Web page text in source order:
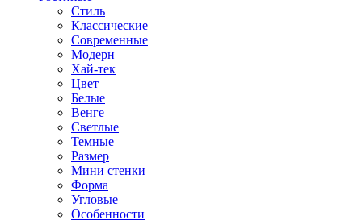
Стиль
Классические
Современные
Модерн
Хай-тек
Цвет
Белые
Венге
Светлые
Темные
Размер
Мини стенки
Форма
Угловые
Особенности